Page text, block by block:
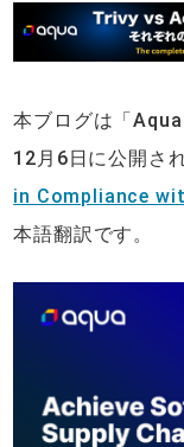
本ブログは「
12月6日に公開さ
in Compliance
本語翻訳です。